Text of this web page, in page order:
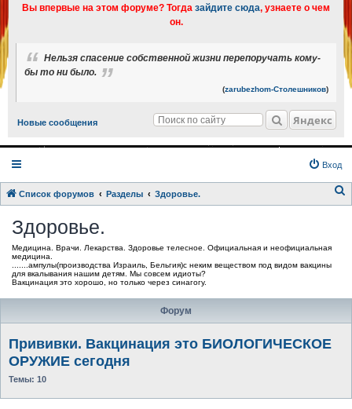
Вы впервые на этом форуме? Тогда зайдите сюда, узнаете о чем
он.
Нельзя спасение собственной жизни перепоручать кому-
бы то ни было.
(zarubezhom-Столешников)
Новые сообщения Яндекс
Вход
Список форумов Разделы Здоровье.
Здоровье.
Медицина. Врачи. Лекарства. Здоровье телесное. Официальная и неофициальная
медицина.
.......ампулы(производства Израиль, Бельгия)с неким веществом под видом вакцины
для вкалывания нашим детям. Мы совсем идиоты?
Вакцинация это хорошо, но только через синагогу.
Форум
Прививки. Вакцинация это БИОЛОГИЧЕСКОЕ
ОРУЖИЕ сегодня
Темы: 10